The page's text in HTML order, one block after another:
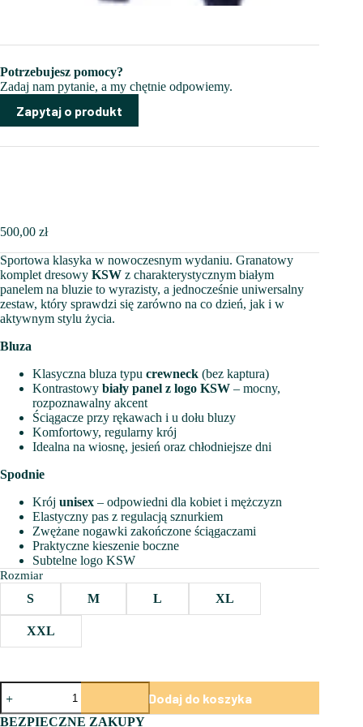
Potrzebujesz pomocy?
Zadaj nam pytanie, a my chętnie odpowiemy.
Zapytaj o produkt
500,00 zł
Sportowa klasyka w nowoczesnym wydaniu. Granatowy
komplet dresowy KSW z charakterystycznym białym
panelem na bluzie to wyrazisty, a jednocześnie uniwersalny
zestaw, który sprawdzi się zarówno na co dzień, jak i w
aktywnym stylu życia.
Bluza
Klasyczna bluza typu crewneck (bez kaptura)
Kontrastowy biały panel z logo KSW – mocny,
rozpoznawalny akcent
Ściągacze przy rękawach i u dołu bluzy
Komfortowy, regularny krój
Idealna na wiosnę, jesień oraz chłodniejsze dni
Spodnie
Krój unisex – odpowiedni dla kobiet i mężczyzn
Elastyczny pas z regulacją sznurkiem
Zwężane nogawki zakończone ściągaczami
Praktyczne kieszenie boczne
Subtelne logo KSW
Rozmiar
S M L XL
XXL
ilość
Granatowy
komplet
Dodaj do koszyka
BEZPIECZNE ZAKUPY